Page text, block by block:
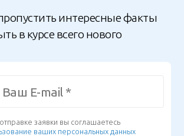
интересные факты
в курсе всего нового
заявки вы соглашаетесь
ваших персональных данных